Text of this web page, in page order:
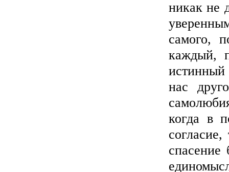
никак не
самого,
каждый,
истинный
нас
когда в